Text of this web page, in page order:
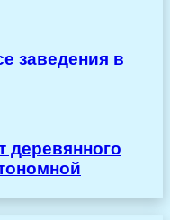
заведения в
деревянного